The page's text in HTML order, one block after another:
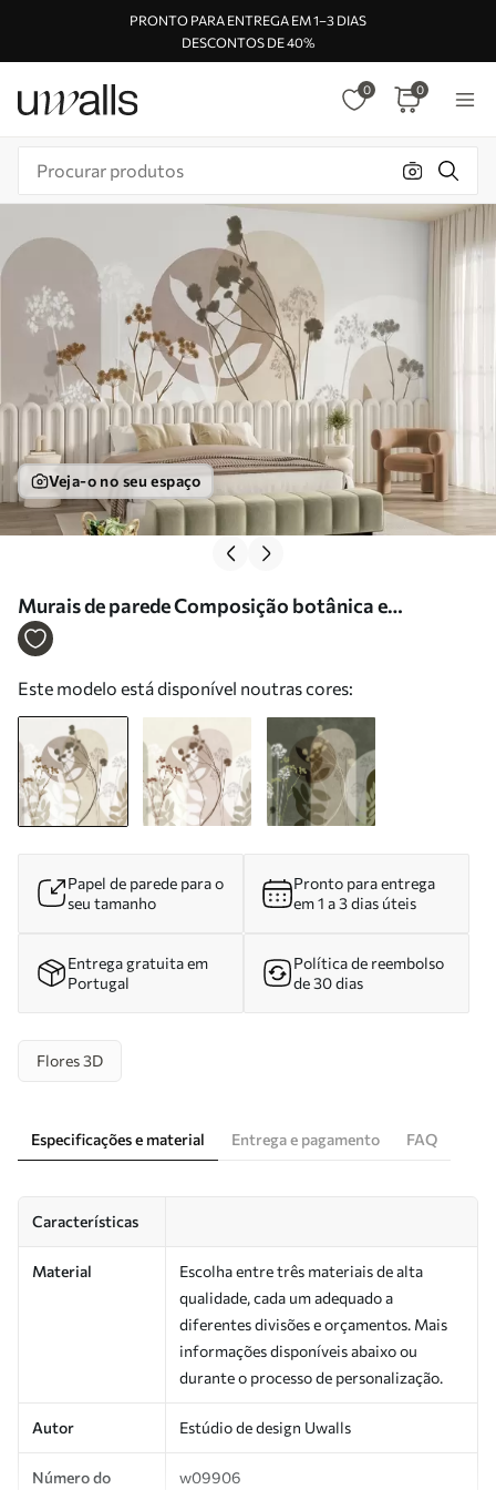
PRONTO PARA ENTREGA EM 1–3 DIAS
DESCONTOS DE 40%
0 0
Veja-o no seu espaço
Murais de parede Composição botânica e
minimalista de flores e folhas secas com motivos
Este modelo está disponível noutras cores:
Papel de parede para o
seu tamanho
Pronto para entrega
em 1 a 3 dias úteis
Entrega gratuita em
Portugal
Política de reembolso
de 30 dias
Flores 3D
Especificações e material Entrega e pagamento FAQ
Características
Material
Escolha entre três materiais de alta
qualidade, cada um adequado a
diferentes divisões e orçamentos. Mais
informações disponíveis abaixo ou
durante o processo de personalização.
Autor Estúdio de design Uwalls
Número do
w09906